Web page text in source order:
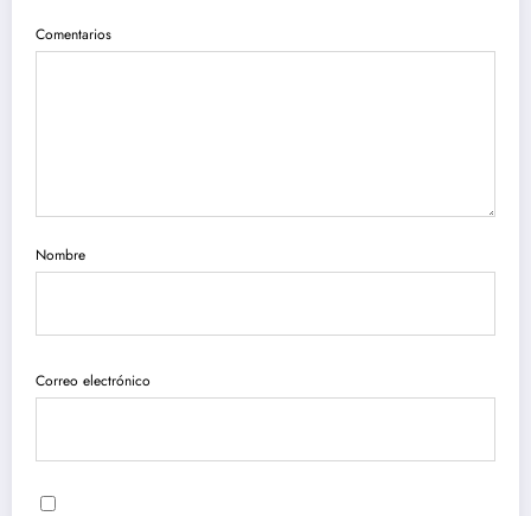
Comentarios
Nombre
Correo electrónico